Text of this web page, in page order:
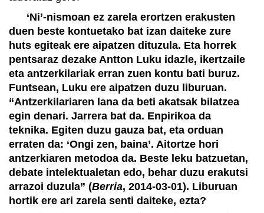
‘Ni’-nismoan ez zarela erortzen erakusten
duen beste kontuetako bat izan daiteke zure
huts egiteak ere aipatzen dituzula. Eta horrek
pentsaraz dezake Antton Luku idazle, ikertzaile
eta antzerkilariak erran zuen kontu bati buruz.
Funtsean, Luku ere aipatzen duzu liburuan.
“Antzerkilariaren lana da beti akatsak bilatzea
egin denari. Jarrera bat da. Enpirikoa da
teknika. Egiten duzu gauza bat, eta orduan
erraten da: ‘Ongi zen, baina’. Aitortze hori
antzerkiaren metodoa da. Beste leku batzuetan,
debate intelektualetan edo, behar duzu erakutsi
arrazoi duzula” (Berria, 2014-03-01). Liburuan
hortik ere ari zarela senti daiteke, ezta?